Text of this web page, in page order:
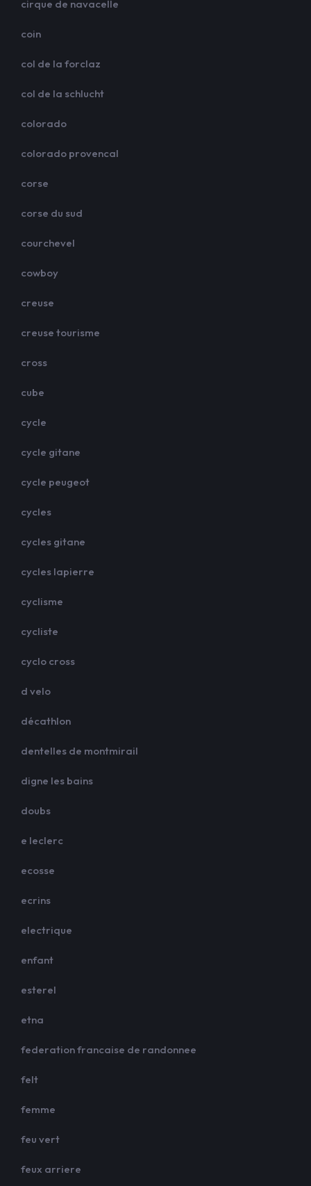
cirque de navacelle
coin
col de la forclaz
col de la schlucht
colorado
colorado provencal
corse
corse du sud
courchevel
cowboy
creuse
creuse tourisme
cross
cube
cycle
cycle gitane
cycle peugeot
cycles
cycles gitane
cycles lapierre
cyclisme
cycliste
cyclo cross
d velo
décathlon
dentelles de montmirail
digne les bains
doubs
e leclerc
ecosse
ecrins
electrique
enfant
esterel
etna
federation francaise de randonnee
felt
femme
feu vert
feux arriere